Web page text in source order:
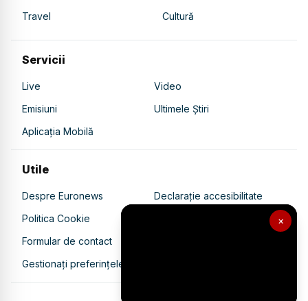
×
Travel
Cultură
Servicii
Live
Video
Emisiuni
Ultimele Știri
Aplicația Mobilă
Utile
Despre Euronews
Declarație accesibilitate
Politica Cookie
Politica de confidențialitate
Formular de contact
Gestionați preferințele